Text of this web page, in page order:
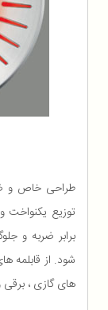
طراحی خاص و
توزیع
برابر ضربه و
شود. از قابلمه
های گازی ، برقی